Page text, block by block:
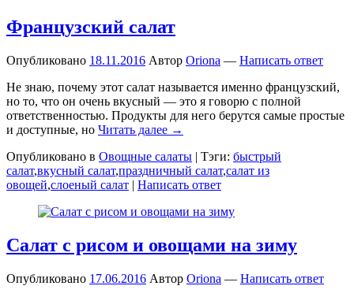
Французский салат
Опубликовано 18.11.2016 Автор Oriona — Написать ответ
Не знаю, почему этот салат называется именно французский,
но то, что он очень вкусный — это я говорю с полной
ответственностью. Продукты для него берутся самые простые
и доступные, но Читать далее →
Опубликовано в Овощные салаты | Тэги: быстрый
салат,вкусный салат,праздничный салат,салат из
овощей,слоеный салат | Написать ответ
Салат с рисом и овощами на зиму
Опубликовано 17.06.2016 Автор Oriona — Написать ответ